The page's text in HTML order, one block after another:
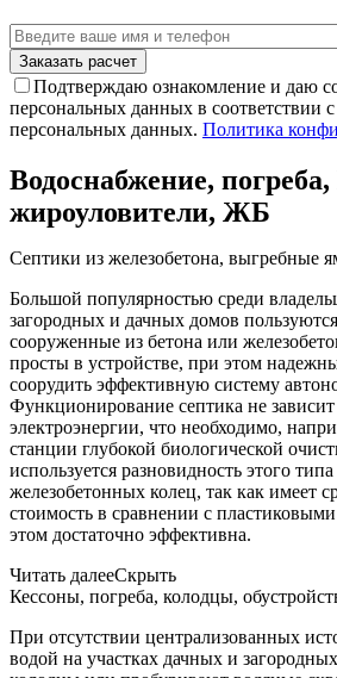
Подтверждаю ознакомление и даю
персональных данных в соответствии
персональных данных. Политика
Водоснабжение,
жироуловители, ЖБ
Септики из железобетона, выгребные
Большой популярностью среди
загородных и дачных домов
сооруженные из бетона или
просты в устройстве, при этом
соорудить эффективную систему
Функционирование септика не
электроэнергии, что необходимо,
станции глубокой биологической
используется разновидность этого
железобетонных колец, так как имеет
стоимость в сравнении с
этом достаточно эффективна.
Читать далееСкрыть
Кессоны, погреба, колодцы,
При отсутствии централизованных
водой на участках дачных и